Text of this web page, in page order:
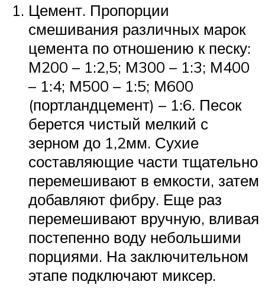
Цемент. Пропорции
смешивания различных марок
цемента по отношению к песку:
М200 – 1:2,5; М300 – 1:3; М400
– 1:4; М500 – 1:5; М600
(портландцемент) – 1:6. Песок
берется чистый мелкий с
зерном до 1,2мм. Сухие
составляющие части тщательно
перемешивают в емкости, затем
добавляют фибру. Еще раз
перемешивают вручную, вливая
постепенно воду небольшими
порциями. На заключительном
этапе подключают миксер.